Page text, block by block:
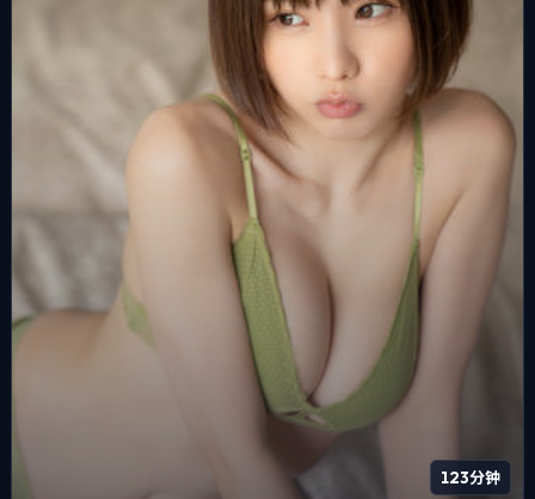
123分钟